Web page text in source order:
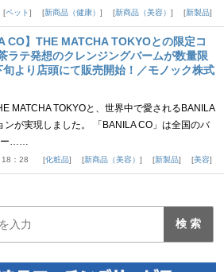
ペット 新商品（健康） 新商品（美容） 新製品
CO】THE MATCHA TOKYOとの限定コ
ラテ発想のクレンジングバームが数量限
旬より店頭にて販売開始！／モノック株式
MATCHA TOKYOと、世界中で愛されるBANILA
が実現しました。 「BANILA CO」は全国のバ
ー……
：28 化粧品 新商品（美容） 新製品 美容